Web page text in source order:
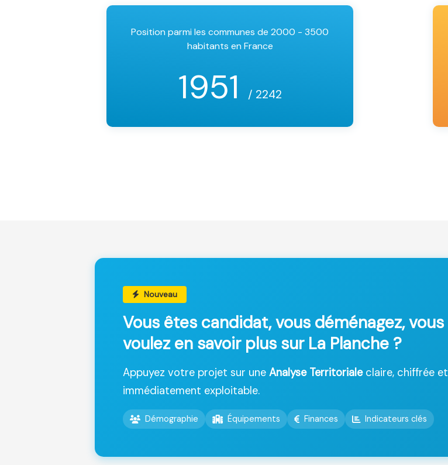
Position parmi les communes de 2000 - 3500
habitants en France
1951 / 2242
Nouveau
Vous êtes candidat, vous déménagez, vous
voulez en savoir plus sur La Planche ?
Appuyez votre projet sur une Analyse Territorialeclaire, chiffrée et
immédiatement exploitable.
Démographie Équipements Finances Indicateurs clés